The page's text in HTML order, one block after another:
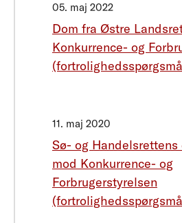
05. maj 2022
Dom fra Østre
Konkurrence- og
11. maj 2020
Sø- og
mod Konkurrence- og
Forbrugerstyrelsen